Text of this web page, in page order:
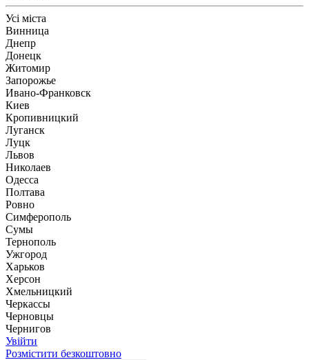
Усі міста
Винница
Днепр
Донецк
Житомир
Запорожье
Ивано-Франковск
Киев
Кропивницкий
Луганск
Луцк
Львов
Николаев
Одесса
Полтава
Ровно
Симферополь
Сумы
Тернополь
Ужгород
Харьков
Херсон
Хмельницкий
Черкассы
Чернoвцы
Чернигов
Увійти
Розмістити безкоштовно